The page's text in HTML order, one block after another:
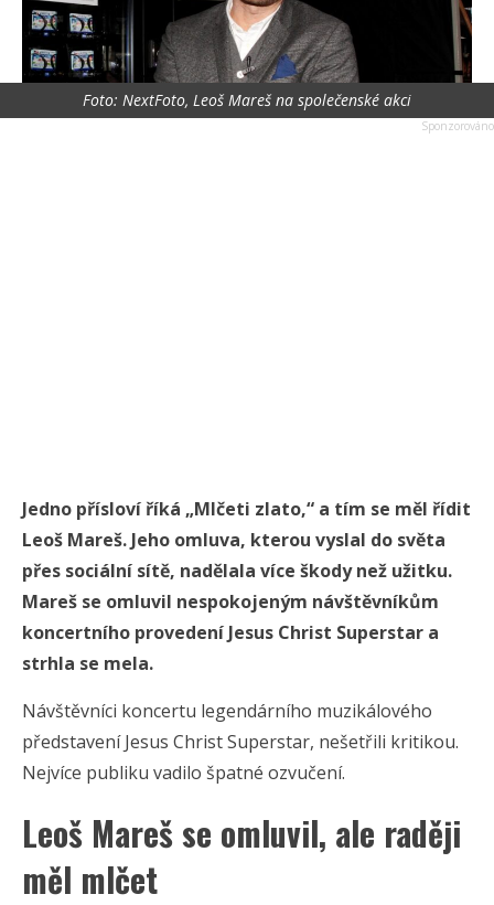
Foto: NextFoto, Leoš Mareš na společenské akci
Jedno přísloví říká „Mlčeti zlato,“ a tím se měl řídit
Leoš Mareš. Jeho omluva, kterou vyslal do světa
přes sociální sítě, nadělala více škody než užitku.
Mareš se omluvil nespokojeným návštěvníkům
koncertního provedení Jesus Christ Superstar a
strhla se mela.
Návštěvníci koncertu legendárního muzikálového
představení Jesus Christ Superstar, nešetřili kritikou.
Nejvíce publiku vadilo špatné ozvučení.
Leoš Mareš se omluvil, ale raději
měl mlčet